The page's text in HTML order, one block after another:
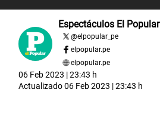
Espectáculos El Popular
@elpopular_pe
elpopular.pe
elpopular.pe
06 Feb 2023 | 23:43 h
Actualizado06 Feb 2023 | 23:43 h